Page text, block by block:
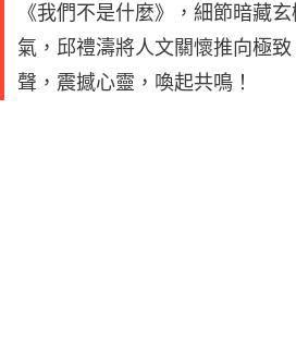
《我們不是什麼》，細節暗藏
氣，邱禮濤將人文關懷推向極
聲，震撼心靈，喚起共鳴！